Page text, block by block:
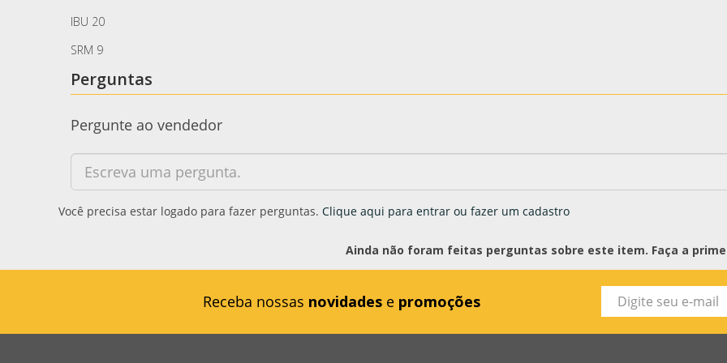
IBU 20
SRM 9
Perguntas
Pergunte ao vendedor
Você precisa estar logado para fazer perguntas. Clique aqui para entrar ou fazer um cadastro
Ainda não foram feitas perguntas sobre este item. Faça a
Receba nossas novidades e promoções